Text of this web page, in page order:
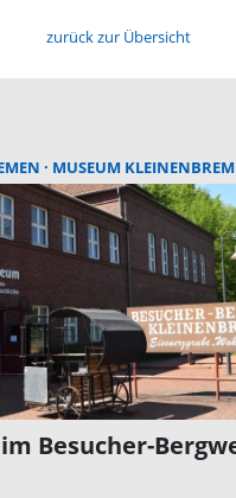
zurück zur Übersicht
MUSEUM
Besucher-